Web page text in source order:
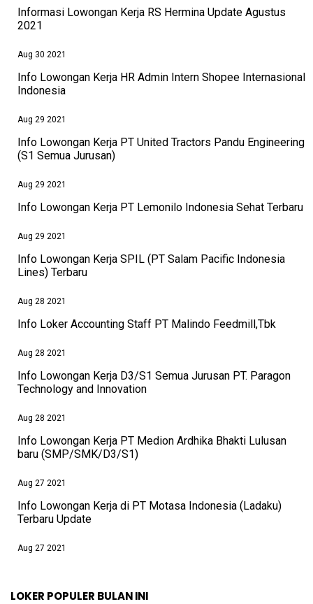
Informasi Lowongan Kerja RS Hermina Update Agustus
2021
Aug 30 2021
Info Lowongan Kerja HR Admin Intern Shopee Internasional
Indonesia
Aug 29 2021
Info Lowongan Kerja PT United Tractors Pandu Engineering
(S1 Semua Jurusan)
Aug 29 2021
Info Lowongan Kerja PT Lemonilo Indonesia Sehat Terbaru
Aug 29 2021
Info Lowongan Kerja SPIL (PT Salam Pacific Indonesia
Lines) Terbaru
Aug 28 2021
Info Loker Accounting Staff PT Malindo Feedmill,Tbk
Aug 28 2021
Info Lowongan Kerja D3/S1 Semua Jurusan PT. Paragon
Technology and Innovation
Aug 28 2021
Info Lowongan Kerja PT Medion Ardhika Bhakti Lulusan
baru (SMP/SMK/D3/S1)
Aug 27 2021
Info Lowongan Kerja di PT Motasa Indonesia (Ladaku)
Terbaru Update
Aug 27 2021
LOKER POPULER BULAN INI